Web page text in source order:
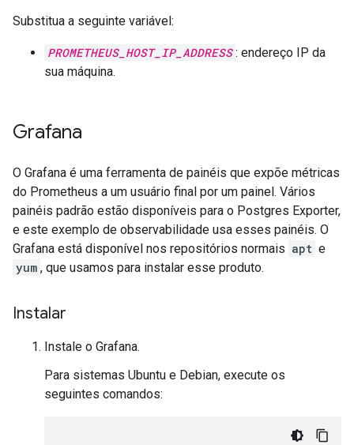
Substitua a seguinte variável:
PROMETHEUS_HOST_IP_ADDRESS : endereço IP da
sua máquina.
Grafana
O Grafana é uma ferramenta de painéis que expõe métricas
do Prometheus a um usuário final por um painel. Vários
painéis padrão estão disponíveis para o Postgres Exporter,
e este exemplo de observabilidade usa esses painéis. O
Grafana está disponível nos repositórios normais apt e
yum , que usamos para instalar esse produto.
Instalar
Instale o Grafana.
Para sistemas Ubuntu e Debian, execute os
seguintes comandos: